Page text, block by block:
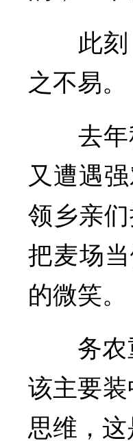
此刻，
之不易。
去年秋
又遭遇
领乡亲
把麦场
的微笑。
务农重
该主要
思维，这